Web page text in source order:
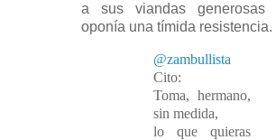
a sus viandas
oponía una tímida resistencia.
@zambullista
Cito:
Toma, hermano,
sin medida,
lo que quieras